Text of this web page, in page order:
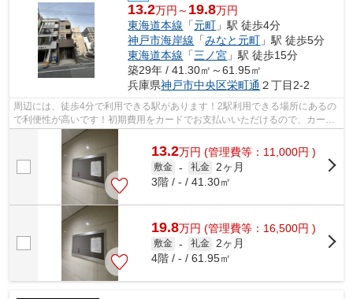
13.2万円～ 19.8万円
東海道本線 「元町 」駅 徒歩4分
神戸市海岸線 「みなと元町 」駅 徒歩5分
東海道本線 「三ノ宮 」駅 徒歩15分
築29年 / 41.30㎡～61.95㎡
兵庫県神戸市中央区栄町通 ２丁目2-2
周辺には、徒歩4分で利用できる駅があります！2駅利用できる場所にあるの
で利便性が高いです！初期費用をカードでお支払いいただけるので、カード
で決済したい方にもおすすめです！場...
13.2万円 (管理費等：11,000円 )
敷金 - 礼金 2ヶ月
3階 / - / 41.30㎡
19.8万円 (管理費等：16,500円 )
敷金 - 礼金 2ヶ月
4階 / - / 61.95㎡